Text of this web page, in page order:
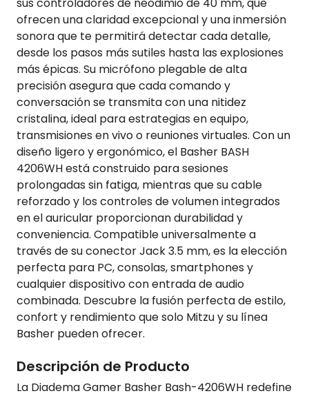
ofrecen una claridad excepcional y una inmersión
sonora que te permitirá detectar cada detalle,
desde los pasos más sutiles hasta las explosiones
más épicas. Su micrófono plegable de alta
precisión asegura que cada comando y
conversación se transmita con una nitidez
cristalina, ideal para estrategias en equipo,
transmisiones en vivo o reuniones virtuales. Con un
diseño ligero y ergonómico, el Basher BASH
4206WH está construido para sesiones
prolongadas sin fatiga, mientras que su cable
reforzado y los controles de volumen integrados
en el auricular proporcionan durabilidad y
conveniencia. Compatible universalmente a
través de su conector Jack 3.5 mm, es la elección
perfecta para PC, consolas, smartphones y
cualquier dispositivo con entrada de audio
combinada. Descubre la fusión perfecta de estilo,
confort y rendimiento que solo Mitzu y su línea
Basher pueden ofrecer.
Descripción de Producto
La Diadema Gamer Basher Bash-4206WH redefine